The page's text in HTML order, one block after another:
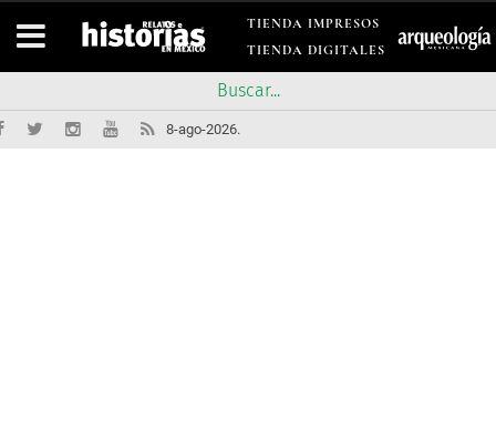
TIENDA IMPRESOS
TIENDA DIGITALES
8-ago-2026.